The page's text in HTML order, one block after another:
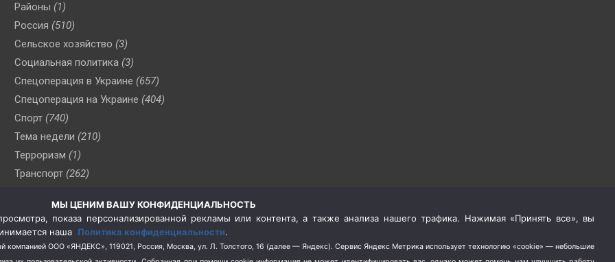
Районы (1)
Россия (510)
Сельское хозяйство (3)
Социальная политика (3)
Спецоперация в Украине (657)
Спецоперация на Украине (404)
Спорт (740)
Тема недели (210)
Терроризм (1)
Транспорт (262)
(76)
Цены (2)
Школа и спорт (2)
МЫ ЦЕНИМ ВАШУ КОНФИДЕНЦИАЛЬНОСТЬ
показа персонализированной рекламы или контента, а также анализа нашего трафика. Нажимая «Принять все», вы
наша Политика конфиденциальности.
компанией ООО «ЯНДЕКС», 119021, Россия, Москва, ул. Л. Толстого, 16 (далее — Яндекс). Сервис Яндекс Метрика использует технологию «cookie» — небольшие